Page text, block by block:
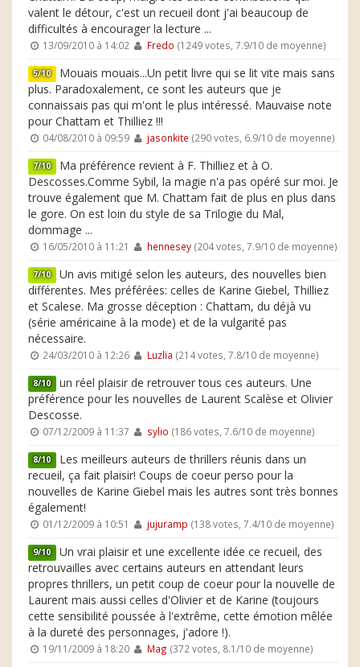
valent le détour, c'est un recueil dont j'ai beaucoup de
difficultés à encourager la lecture ...
13/09/2010 à 14:02 Fredo (1249 votes, 7.9/10 de moyenne)
5/10 Mouais mouais...Un petit livre qui se lit vite mais sans
plus. Paradoxalement, ce sont les auteurs que je
connaissais pas qui m'ont le plus intéressé. Mauvaise note
pour Chattam et Thilliez !!!
04/08/2010 à 09:59 jasonkite (290 votes, 6.9/10 de moyenne)
7/10 Ma préférence revient à F. Thilliez et à O.
Descosses.Comme Sybil, la magie n'a pas opéré sur moi. Je
trouve également que M. Chattam fait de plus en plus dans
le gore. On est loin du style de sa Trilogie du Mal,
dommage ...
16/05/2010 à 11:21 hennesey(204 votes, 7.9/10 de moyenne)
7/10 Un avis mitigé selon les auteurs, des nouvelles bien
différentes. Mes préférées: celles de Karine Giebel, Thilliez
et Scalese. Ma grosse déception : Chattam, du déjà vu
(série américaine à la mode) et de la vulgarité pas
nécessaire.
24/03/2010 à 12:26 Luzlïa (214 votes, 7.8/10 de moyenne)
8/10 un réel plaisir de retrouver tous ces auteurs. Une
préférence pour les nouvelles de Laurent Scalèse et Olivier
Descosse.
07/12/2009 à 11:37 sylio (186 votes, 7.6/10 de moyenne)
8/10 Les meilleurs auteurs de thrillers réunis dans un
recueil, ça fait plaisir! Coups de coeur perso pour la
nouvelles de Karine Giebel mais les autres sont très bonnes
également!
01/12/2009 à 10:51 jujuramp (138 votes, 7.4/10 de moyenne)
9/10 Un vrai plaisir et une excellente idée ce recueil, des
retrouvailles avec certains auteurs en attendant leurs
propres thrillers, un petit coup de coeur pour la nouvelle de
Laurent mais aussi celles d'Olivier et de Karine (toujours
cette sensibilité poussée à l'extrême, cette émotion mêlée
à la dureté des personnages, j'adore !).
19/11/2009 à 18:20 Mag (372 votes, 8.1/10 de moyenne)